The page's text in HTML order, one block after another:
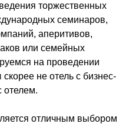
торжественных
семинаров,
аперитивов,
или семейных
на проведении
не отель с бизнес-
отелем.
отличным выбором